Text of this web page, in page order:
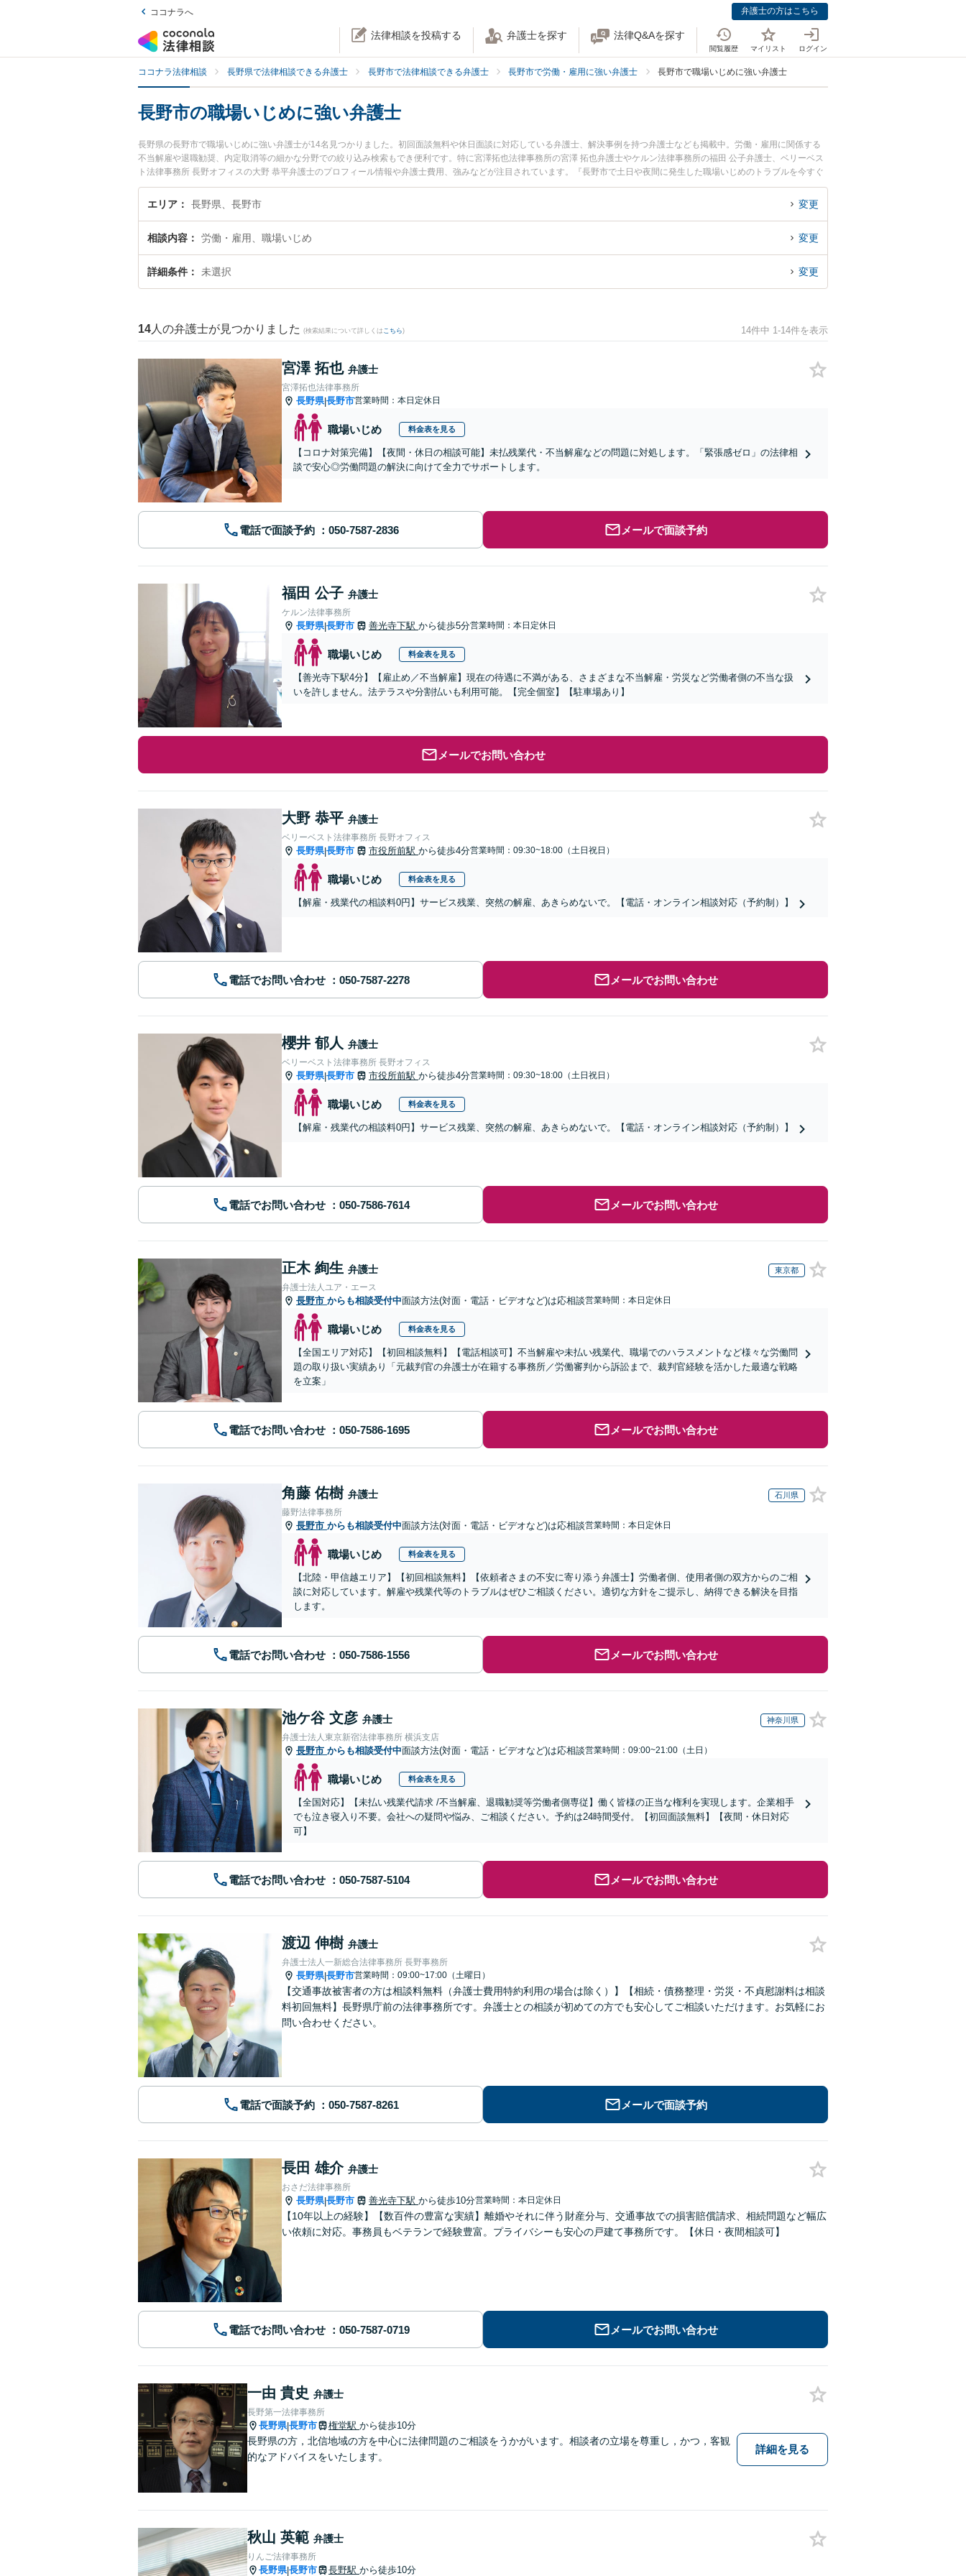
ココナラへ 弁護士の方はこちら
法律相談を投稿する 弁護士を探す 法律Q&Aを探す
閲覧履歴 マイリスト ログイン
ココナラ法律相談 長野県で法律相談できる弁護士 長野市で法律相談できる弁護士 長野市で労働・雇用に強い弁護士 長野市で職場いじめに強い弁護士
長野市の職場いじめに強い弁護士
長野県の長野市で職場いじめに強い弁護士が14名見つかりました。初回面談無料や休日面談に対応している弁護士、解決事例を持つ弁護士なども掲載中。労働・雇用に関係する
不当解雇や退職勧奨、内定取消等の細かな分野での絞り込み検索もでき便利です。特に宮澤拓也法律事務所の宮澤 拓也弁護士やケルン法律事務所の福田 公子弁護士、ベリーベス
ト法律事務所 長野オフィスの大野 恭平弁護士のプロフィール情報や弁護士費用、強みなどが注目されています。『長野市で土日や夜間に発生した職場いじめのトラブルを今すぐ
に弁護士に相談したい』『職場いじめのトラブル解決の実績豊富な近くの弁護士を検索したい』『初回相談無料で職場いじめを法律相談できる長野市内の弁護士に相談予約した
い』などでお困りの相談者さんにおすすめです。
エリア 長野県、長野市 変更
相談内容 労働・雇用、職場いじめ 変更
詳細条件 未選択 変更
14 人の弁護士が見つかりました (検索結果について詳しくは こちら) 14件中 1-14件を表示
宮澤 拓也 弁護士
宮澤拓也法律事務所
長野県|長野市営業時間：本日定休日
職場いじめ 料金表を見る
【コロナ対策完備】【夜間・休日の相談可能】未払残業代・不当解雇などの問題に対処します。「緊張感ゼロ」の法律相
談で安心◎労働問題の解決に向けて全力でサポートします。
電話で面談予約 メールで面談予約
福田 公子 弁護士
ケルン法律事務所
長野県|長野市 善光寺下駅 から徒歩5分営業時間：本日定休日
職場いじめ 料金表を見る
【善光寺下駅4分】【雇止め／不当解雇】現在の待遇に不満がある、さまざまな不当解雇・労災など労働者側の不当な扱
いを許しません。法テラスや分割払いも利用可能。【完全個室】【駐車場あり】
メールでお問い合わせ
大野 恭平 弁護士
ベリーベスト法律事務所 長野オフィス
長野県|長野市 市役所前駅 から徒歩4分営業時間：09:30~18:00（土日祝日）
職場いじめ 料金表を見る
【解雇・残業代の相談料0円】サービス残業、突然の解雇、あきらめないで。【電話・オンライン相談対応（予約制）】
電話でお問い合わせ メールでお問い合わせ
櫻井 郁人 弁護士
ベリーベスト法律事務所 長野オフィス
長野県|長野市 市役所前駅 から徒歩4分営業時間：09:30~18:00（土日祝日）
職場いじめ 料金表を見る
【解雇・残業代の相談料0円】サービス残業、突然の解雇、あきらめないで。【電話・オンライン相談対応（予約制）】
電話でお問い合わせ メールでお問い合わせ
正木 絢生 弁護士 東京都
弁護士法人ユア・エース
長野市 からも相談受付中面談方法(対面・電話・ビデオなど)は応相談営業時間：本日定休日
職場いじめ 料金表を見る
【全国エリア対応】【初回相談無料】【電話相談可】不当解雇や未払い残業代、職場でのハラスメントなど様々な労働問
題の取り扱い実績あり「元裁判官の弁護士が在籍する事務所／労働審判から訴訟まで、裁判官経験を活かした最適な戦略
を立案」
電話でお問い合わせ メールでお問い合わせ
角藤 佑樹 弁護士 石川県
藤野法律事務所
長野市 からも相談受付中面談方法(対面・電話・ビデオなど)は応相談営業時間：本日定休日
職場いじめ 料金表を見る
【北陸・甲信越エリア】【初回相談無料】【依頼者さまの不安に寄り添う弁護士】労働者側、使用者側の双方からのご相
談に対応しています。解雇や残業代等のトラブルはぜひご相談ください。適切な方針をご提示し、納得できる解決を目指
します。
電話でお問い合わせ メールでお問い合わせ
池ケ谷 文彦 弁護士 神奈川県
弁護士法人東京新宿法律事務所 横浜支店
長野市 からも相談受付中面談方法(対面・電話・ビデオなど)は応相談営業時間：09:00~21:00（土日）
職場いじめ 料金表を見る
【全国対応】【未払い残業代請求 /不当解雇、退職勧奨等労働者側専従】働く皆様の正当な権利を実現します。企業相手
でも泣き寝入り不要。会社への疑問や悩み、ご相談ください。予約は24時間受付。【初回面談無料】【夜間・休日対応
可】
電話でお問い合わせ メールでお問い合わせ
渡辺 伸樹 弁護士
弁護士法人一新総合法律事務所 長野事務所
長野県|長野市営業時間：09:00~17:00（土曜日）
【交通事故被害者の方は相談料無料（弁護士費用特約利用の場合は除く）】【相続・債務整理・労災・不貞慰謝料は相談
料初回無料】長野県庁前の法律事務所です。弁護士との相談が初めての方でも安心してご相談いただけます。お気軽にお
問い合わせください。
電話で面談予約 メールで面談予約
長田 雄介 弁護士
おさだ法律事務所
長野県|長野市 善光寺下駅 から徒歩10分営業時間：本日定休日
【10年以上の経験】【数百件の豊富な実績】離婚やそれに伴う財産分与、交通事故での損害賠償請求、相続問題など幅広
い依頼に対応。事務員もベテランで経験豊富。プライバシーも安心の戸建て事務所です。【休日・夜間相談可】
電話でお問い合わせ メールでお問い合わせ
一由 貴史 弁護士
長野第一法律事務所
長野県|長野市 権堂駅 から徒歩10分
長野県の方，北信地域の方を中心に法律問題のご相談をうかがいます。相談者の立場を尊重し，かつ，客観
的なアドバイスをいたします。
詳細を見る
秋山 英範 弁護士
りんご法律事務所
長野県|長野市 長野駅 から徒歩10分